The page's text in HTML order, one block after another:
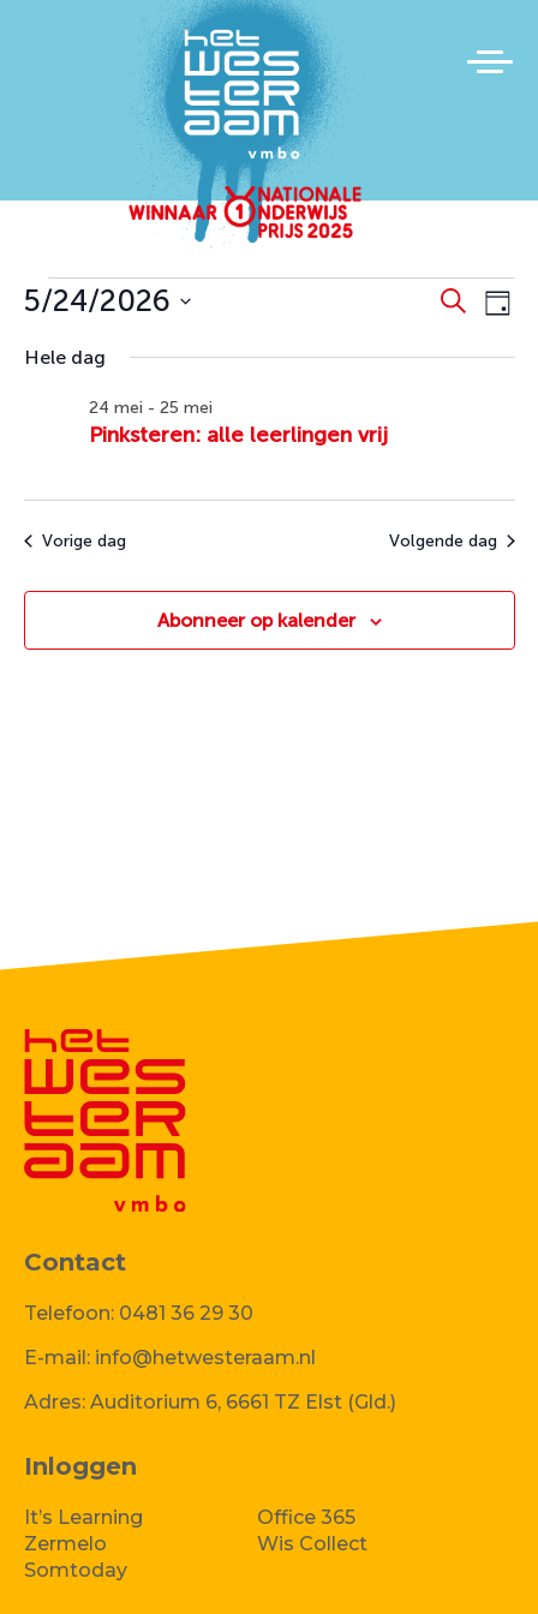
Evenementen
Zoeken
Dag
5/24/2026
een
Hele dag
Pinksteren: alle leerlingen vrij
24 mei - 25 mei
Vorige dag Volgende dag
Abonneer op kalender
Inloggen
It’s Learning
Office 365
Zermelo
Wis Collect
Somtoday
Contact
Telefoon: 0481 36 29 30
E-mail: info@hetwesteraam.nl
Adres: Auditorium 6, 6661 TZ Elst (Gld.)